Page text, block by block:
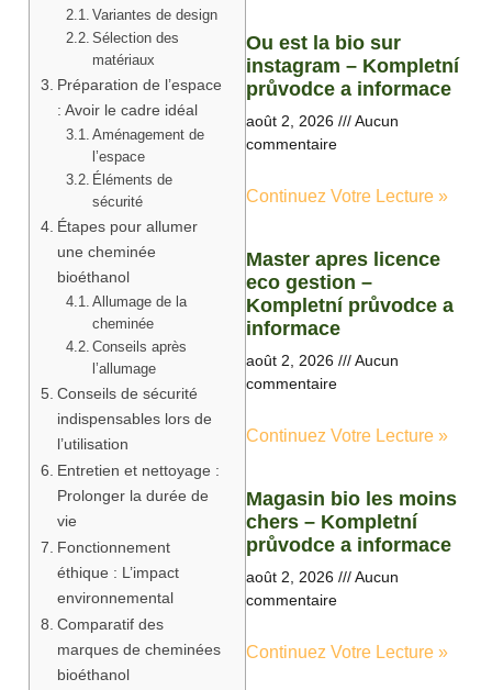
Variantes de design
Sélection des
matériaux
Préparation de l’espace
: Avoir le cadre idéal
Aménagement de
l’espace
Éléments de
sécurité
Étapes pour allumer
une cheminée
bioéthanol
Allumage de la
cheminée
Conseils après
l’allumage
Conseils de sécurité
indispensables lors de
l’utilisation
Entretien et nettoyage :
Prolonger la durée de
vie
Fonctionnement
éthique : L’impact
environnemental
Comparatif des
marques de cheminées
bioéthanol
Ou est la bio sur
instagram – Kompletní
průvodce a informace
août 2, 2026
Aucun
commentaire
Continuez Votre Lecture »
Master apres licence
eco gestion –
Kompletní průvodce a
informace
août 2, 2026
Aucun
commentaire
Continuez Votre Lecture »
Magasin bio les moins
chers – Kompletní
průvodce a informace
août 2, 2026
Aucun
commentaire
Continuez Votre Lecture »